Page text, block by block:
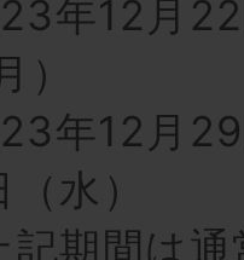
年12月
）
年12月
水）
記期間は